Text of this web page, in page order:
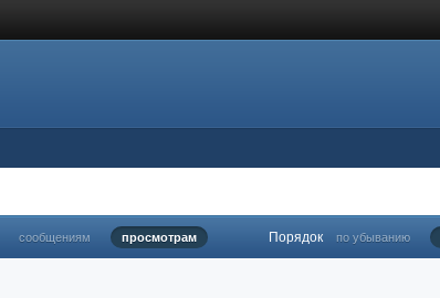
сообщениям просмотрам Порядок по убыванию